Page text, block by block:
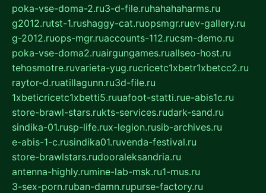
poka-vse-doma-2.ru3-d-file.ruhahahaharms.ru
g2012.rutst-1.rushaggy-cat.ruopsmgr.ruev-gallery.ru
g-2012.ruops-mgr.ruaccounts-112.rucsm-demo.ru
poka-vse-doma2.ruairgungames.ruallseo-host.ru
tehosmotre.ruvarieta-yug.rucricetc1xbetr1xbetcc2.ru
raytor-d.ruatillagunn.ru3d-file.ru
1xbeticricetc1xbetti5.ruuafoot-statti.rue-abis1c.ru
store-brawl-stars.rukts-services.rudark-sand.ru
sindika-01.rusp-life.rux-legion.rusib-archives.ru
e-abis-1-c.rusindika01.ruvenda-festival.ru
store-brawlstars.rudooraleksandria.ru
antenna-highly.rumine-lab-msk.ru1-mus.ru
3-sex-porn.ruban-damn.rupurse-factory.ru